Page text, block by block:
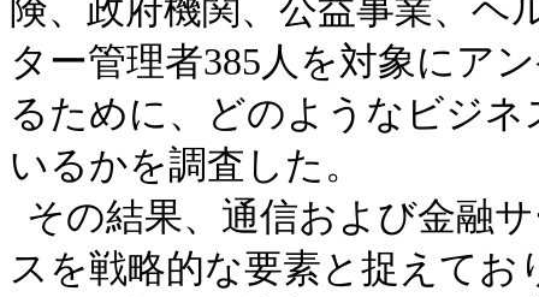
険、政府機関、公益事業、
ター管理者385人を対象にア
るために、どのようなビジ
いるかを調査した。
その結果、通信および金融
スを戦略的な要素と捉えて